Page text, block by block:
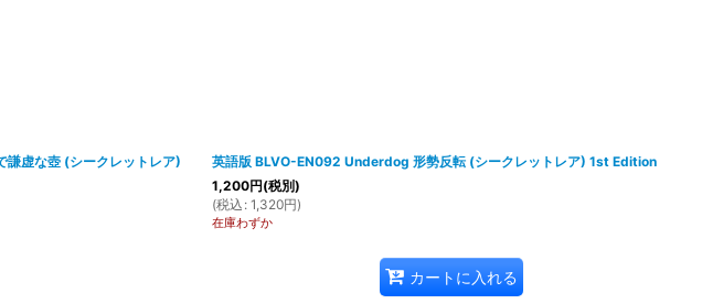
虚な壺 (シークレットレア)
英語版 BLVO-EN092 Underdog 形勢反転 (シークレットレア) 1st Edition
1,200円(税別)
(税込 : 1,320円)
在庫わずか
カートに入れる